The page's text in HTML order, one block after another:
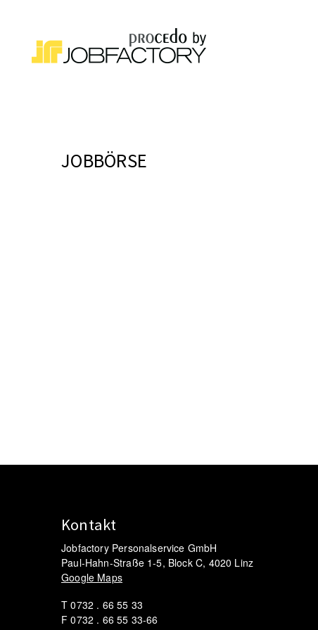
JOBBÖRSE
Kontakt
Jobfactory Personalservice GmbH
Paul-Hahn-Straße 1-5, Block C, 4020 Linz
Google Maps
T 0732 . 66 55 33
F 0732 . 66 55 33-66